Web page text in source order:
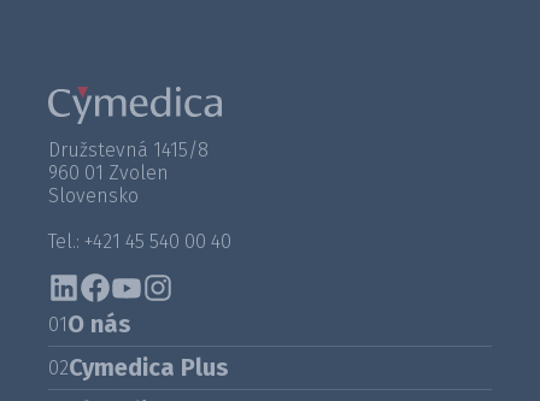
Družstevná 1415/8
960 01 Zvolen
Slovensko
Tel.: +421 45 540 00 40
01O nás
02Cymedica Plus